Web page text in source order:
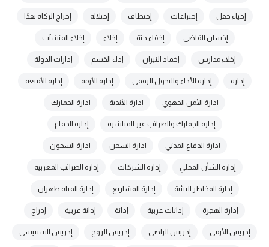
إحياء حفل إختراعات إختطاف إختلالة إخراج الزكاة نقدًا
إخسان القاضي إخفاء جثة إخلاء إخلاء المنشآت
إخلاء مدارس إخماد النيران إداء القسم إدارات الدولة
إدارة إدارة الأداء والتحول الرقمي إدارة الأزمة إدارة الأمتعة
إدارة الأمن الجهوي إدارة الأندية إدارة الجمارك
إدارة الجمارك والضرائب غير المباشرة إدارة الدفاع
إدارة الدفاع المدني إدارة السجن إدارة السجون
إدارة الشأن المحلي إدارة الشركات إدارة الضرائب المغربية
إدارة المخاطر البيئية إدارة المشاريع إدارة المياه طهران
إدارة الهجرة إدانات عربية إدانة إدانة عربية إدراج
إدريس الأزمي إدريس الراضي إدريس الروخ إدريس السنتيسي